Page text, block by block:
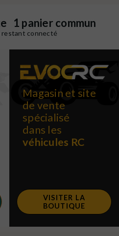
1 panier commun
restant connecté
Magasin et site
de vente
spécialisé
dans les
véhicules RC
VISITER LA
BOUTIQUE